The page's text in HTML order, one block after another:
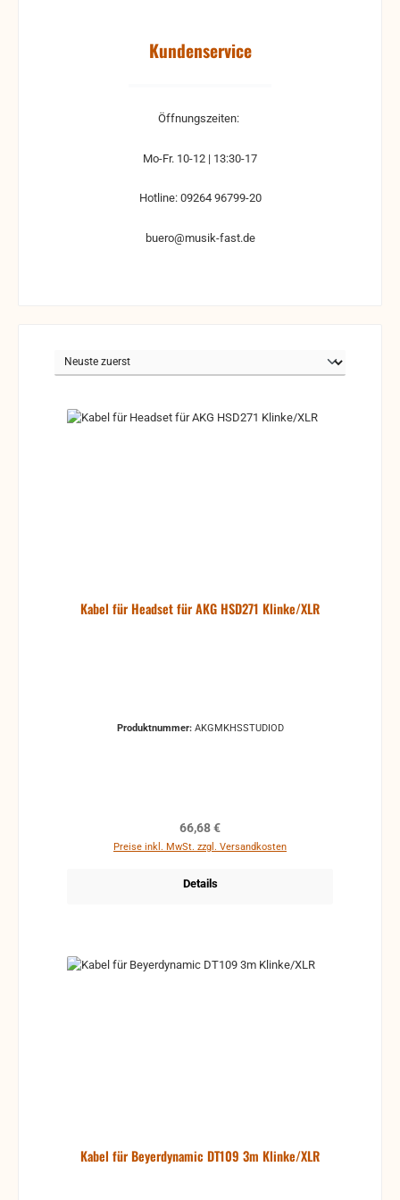
Kundenservice
Öffnungszeiten:
Mo-Fr. 10-12 | 13:30-17
Hotline: 09264 96799-20
buero@musik-fast.de
Kabel für Headset für AKG HSD271 Klinke/XLR
Produktnummer: AKGMKHSSTUDIOD
Regulärer Preis:
66,68 €
Preise inkl. MwSt. zzgl. Versandkosten
Details
Kabel für Beyerdynamic DT109 3m Klinke/XLR